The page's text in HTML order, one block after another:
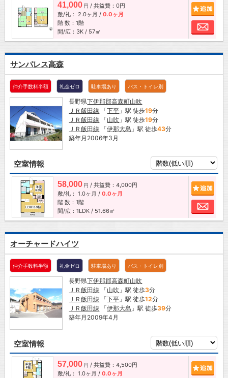
41,000 円 / 共益費：0円
敷/礼： 2.0ヶ月 / 0.0ヶ月
階 数：1階
間/広：3K / 57㎡
お
サンパレス高森
仲介手数料半額 礼金ゼロ 駐車場あり バス・トイレ別
長野県下伊那郡高森町山吹
ＪＲ飯田線 「下平 」駅 徒歩19分
ＪＲ飯田線 「山吹 」駅 徒歩19分
ＪＲ飯田線 「伊那大島 」駅 徒歩43分
築年月2006年3月
空室情報
58,000 円 / 共益費：4,000円
敷/礼： 1.0ヶ月 / 0.0ヶ月
階 数：1階
間/広：1LDK / 51.66㎡
お
オーチャードハイツ
仲介手数料半額 礼金ゼロ 駐車場あり バス・トイレ別
長野県下伊那郡高森町山吹
ＪＲ飯田線 「山吹 」駅 徒歩3分
ＪＲ飯田線 「下平 」駅 徒歩12分
ＪＲ飯田線 「伊那大島 」駅 徒歩39分
築年月2009年4月
空室情報
57,000 円 / 共益費：4,500円
敷/礼： 1.0ヶ月 / 0.0ヶ月